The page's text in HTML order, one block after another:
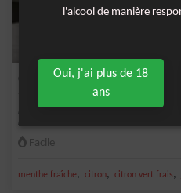
Cocktail Herbe de Bison
mélange...
Facile
menthe fraîche, citron, citron vert frais,
l'alcool de manière
Oui, j'ai plus de 18
ans